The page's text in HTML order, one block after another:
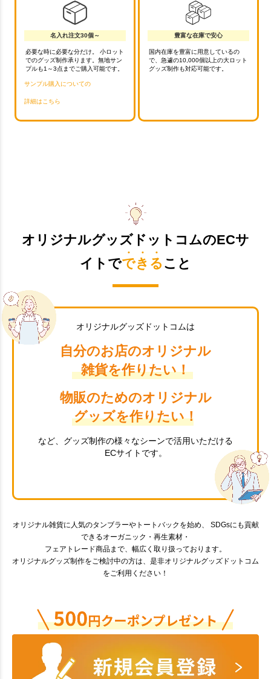
名入れ注文30個～
必要な時に必要な分だけ。 小ロット
でのグッズ制作承ります。無地サン
プルも1～3点までご購入可能です。
サンプル購入についての
詳細はこちら
豊富な在庫で安心
国内在庫を豊富に用意しているの
で、急遽の10,000個以上の大ロット
グッズ制作も対応可能です。
オリジナルグッズドットコムのECサ
イトでできる こと
オリジナルグッズドットコムは
自分のお店のオリジナル
雑貨を作りたい！
物販のためのオリジナル
グッズを作りたい！
など、グッズ制作の様々なシーンで活用いただける
ECサイトです。
オリジナル雑貨に人気のタンブラーやトートバックを始め、 SDGsにも貢献
できるオーガニック・再生素材・
フェアトレード商品まで、幅広く取り扱っております。
オリジナルグッズ制作をご検討中の方は、是非オリジナルグッズドットコム
をご利用ください！